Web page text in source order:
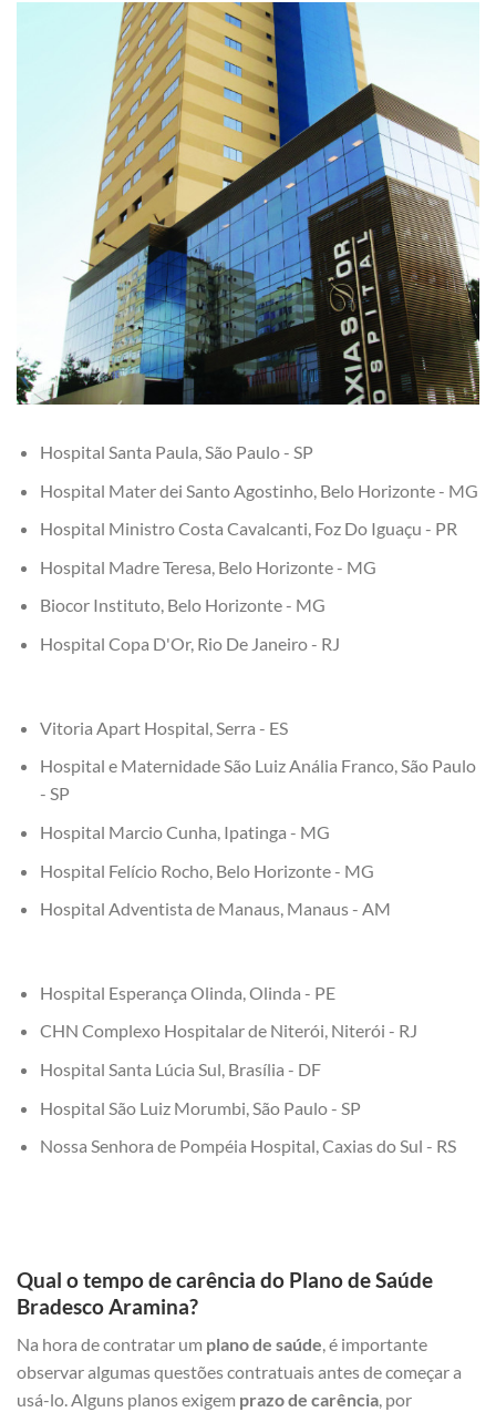
Hospital Santa Paula, São Paulo - SP
Hospital Mater dei Santo Agostinho, Belo Horizonte - MG
Hospital Ministro Costa Cavalcanti, Foz Do Iguaçu - PR
Hospital Madre Teresa, Belo Horizonte - MG
Biocor Instituto, Belo Horizonte - MG
Hospital Copa D'Or, Rio De Janeiro - RJ
Vitoria Apart Hospital, Serra - ES
Hospital e Maternidade São Luiz Anália Franco, São Paulo
- SP
Hospital Marcio Cunha, Ipatinga - MG
Hospital Felício Rocho, Belo Horizonte - MG
Hospital Adventista de Manaus, Manaus - AM
Hospital Esperança Olinda, Olinda - PE
CHN Complexo Hospitalar de Niterói, Niterói - RJ
Hospital Santa Lúcia Sul, Brasília - DF
Hospital São Luiz Morumbi, São Paulo - SP
Nossa Senhora de Pompéia Hospital, Caxias do Sul - RS
Qual o tempo de carência do Plano de Saúde
Bradesco Aramina?
Na hora de contratar um plano de saúde, é importante
observar algumas questões contratuais antes de começar a
usá-lo. Alguns planos exigem prazo de carência, por